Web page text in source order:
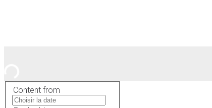
Content from